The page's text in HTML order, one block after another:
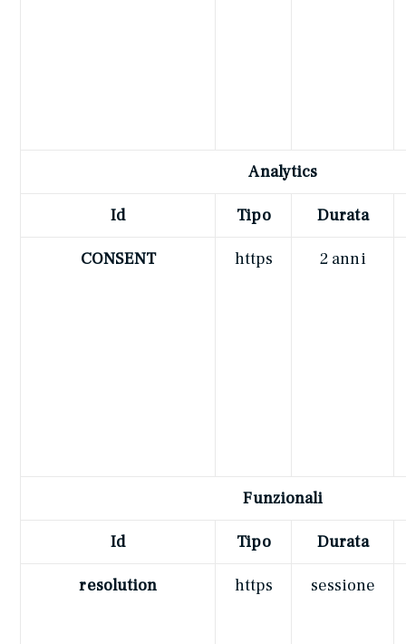
Analytics
Id Tipo Durata
CONSENT https 2 anni
Funzionali
Id Tipo Durata
resolution https sessione